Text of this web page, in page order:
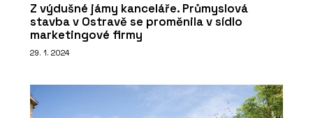
Z výdušné jámy kanceláře. Průmyslová
stavba v Ostravě se proměnila v sídlo
marketingové firmy
29. 1. 2024